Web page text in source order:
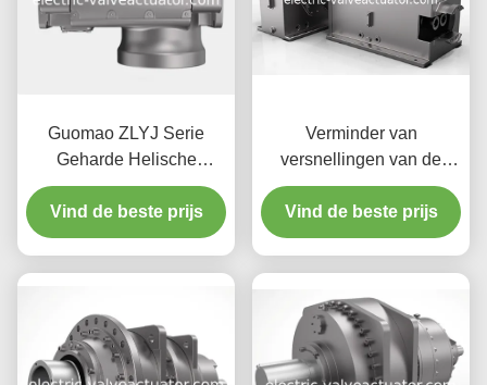
Guomao ZLYJ Serie
Geharde Helische
Tandwielreductoren voor
Kunststof Extruders
Vind de beste prijs
Verminder van
versnellingen van de
Guomao SZ-serie √
Parallel Shaft Helical
Gearbox voor
cementindustrie
Vind de beste prijs